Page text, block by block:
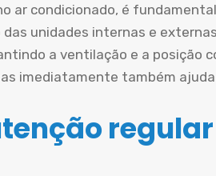
ar condicionado, é
unidades internas e
a ventilação e a posição
imediatamente também